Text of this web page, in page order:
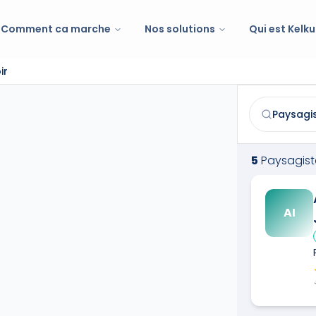
Comment ca marche Nos solutions Qui est
Trouvez et
5
AI